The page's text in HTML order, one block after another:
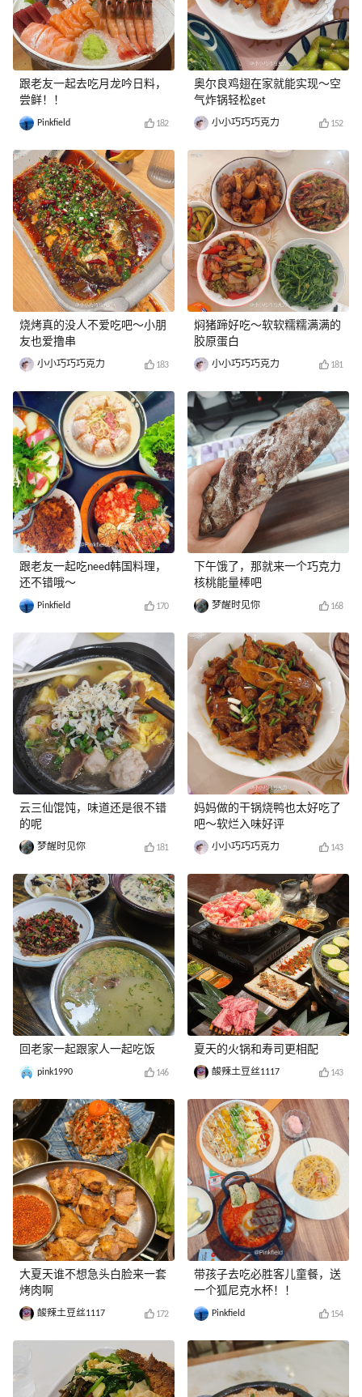
跟老友一起去吃月龙吟日料，
尝鲜！！
Pinkfield 182
烧烤真的没人不爱吃吧～小朋
友也爱撸串
小小巧巧巧克力 183
跟老友一起吃need韩国料理，
还不错哦～
Pinkfield 170
云三仙馄饨，味道还是很不错
的呢
梦醒时见你 181
回老家一起跟家人一起吃饭
pink1990 146
大夏天谁不想急头白脸来一套
烤肉啊
酸辣土豆丝1117 172
奥尔良鸡翅在家就能实现～空
气炸锅轻松get
小小巧巧巧克力 152
焖猪蹄好吃～软软糯糯满满的
胶原蛋白
小小巧巧巧克力 181
下午饿了，那就来一个巧克力
核桃能量棒吧
梦醒时见你 168
妈妈做的干锅烧鸭也太好吃了
吧～软烂入味好评
小小巧巧巧克力 143
夏天的火锅和寿司更相配
酸辣土豆丝1117 143
带孩子去吃必胜客儿童餐，送
一个狐尼克水杯！！
Pinkfield 154